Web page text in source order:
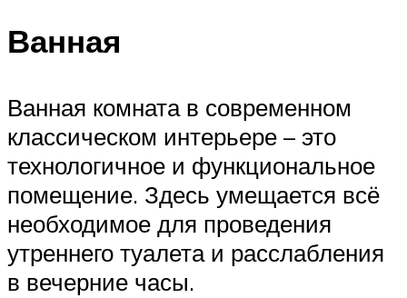
Ванная
Ванная комната в современном
классическом интерьере – это
технологичное и функциональное
помещение. Здесь умещается всё
необходимое для проведения
утреннего туалета и расслабления
в вечерние часы.